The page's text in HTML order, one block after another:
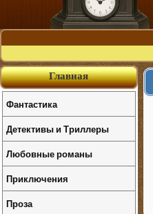
Главная
Фантастика
Детективы и Триллеры
Любовные романы
Приключения
Проза